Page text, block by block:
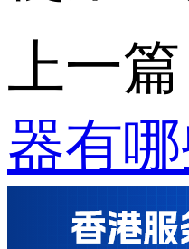
上一篇
器有